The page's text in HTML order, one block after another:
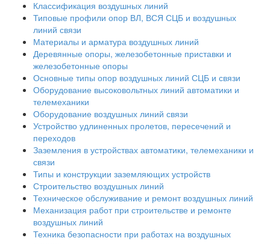
Классификация воздушных линий
Типовые профили опор ВЛ, ВСЯ СЦБ и воздушных
линий связи
Материалы и арматура воздушных линий
Деревянные опоры, железобетонные приставки и
железобетонные опоры
Основные типы опор воздушных линий СЦБ и связи
Оборудование высоковольтных линий автоматики и
телемеханики
Оборудование воздушных линий связи
Устройство удлиненных пролетов, пересечений и
переходов
Заземления в устройствах автоматики, телемеханики и
связи
Типы и конструкции заземляющих устройств
Строительство воздушных линий
Техническое обслуживание и ремонт воздушных линий
Механизация работ при строительстве и ремонте
воздушных линий
Техника безопасности при работах на воздушных